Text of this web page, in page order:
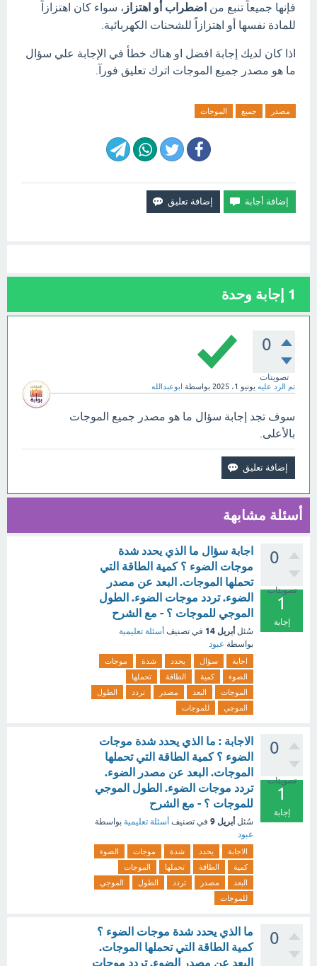
فإنها جميعاً تنبع من اضطراب أو اهتزاز ، سواء كان اهتزازاً
للمادة نفسها أو اهتزازاً للشحنات الكهربائية.
اذا كان لديك إجابة افضل او هناك خطأ في الإجابة علي سؤال
ما هو مصدر جميع الموجات اترك تعليق فورآ.
مصدر جميع الموجات
1 إجابة وحدة
0
تصويتات
تم الرد عليه يونيو 1، 2025 بواسطة ابوعبدالله
سوف تجد إجابة سؤال ما هو مصدر جميع الموجات
بالأعلى.
أسئلة مشابهة
0
تصويتات
1
إجابة
اجابة سؤال ما الذي يحدد شدة
موجات الضوء ؟ كمية الطاقة التي
تحملها الموجات. البعد عن مصدر
الضوء. تردد موجات الضوء. الطول
الموجي للموجات ؟ - مع الشرح
سُئل أبريل 14 في تصنيف أسئلة تعليمية
بواسطة عبود
اجابة سؤال يحدد شدة
موجات
الضوء
كمية الطاقة
تحملها
الموجات
البعد مصدر تردد
الطول
الموجي
للموجات
0
تصويتات
1
إجابة
الاجابة : ما الذي يحدد شدة موجات
الضوء ؟ كمية الطاقة التي تحملها
الموجات. البعد عن مصدر الضوء.
تردد موجات الضوء. الطول الموجي
للموجات ؟ - مع الشرح
سُئل أبريل 9 في تصنيف أسئلة تعليمية بواسطة
عبود
الاجابة يحدد شدة موجات
الضوء
كمية
الطاقة تحملها
الموجات
البعد
مصدر تردد الطول
الموجي
للموجات
0
ما الذي يحدد شدة موجات الضوء ؟
كمية الطاقة التي تحملها الموجات.
البعد عن مصدر الضوء. تردد موجات